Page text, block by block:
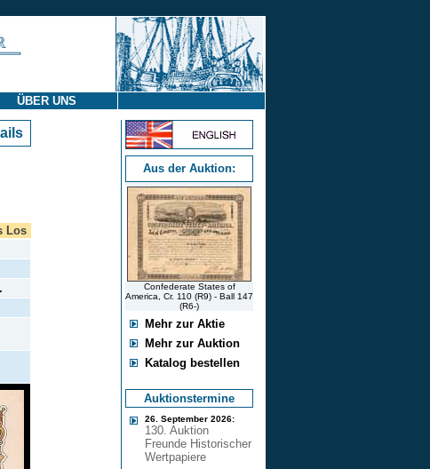
ÜBER UNS
Los
Aus der Auktion:
Confederate States of
America, Cr. 110 (R9) - Ball 147
(R6-)
Mehr zur Aktie
Mehr zur Auktion
Katalog bestellen
Auktionstermine
26. September 2026:
130. Auktion
Freunde Historischer
Wertpapiere